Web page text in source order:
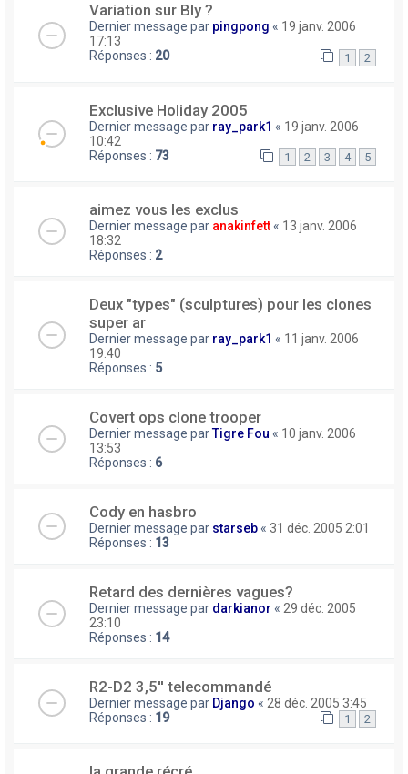
Variation sur Bly ?
Dernier message par pingpong « 19 janv. 2006
17:13
Réponses : 20 1 2
Exclusive Holiday 2005
Dernier message par ray_park1 « 19 janv. 2006
10:42
Réponses : 73 1 2 3 4 5
aimez vous les exclus
Dernier message par anakinfett « 13 janv. 2006
18:32
Réponses : 2
Deux "types" (sculptures) pour les clones
super ar
Dernier message par ray_park1 « 11 janv. 2006
19:40
Réponses : 5
Covert ops clone trooper
Dernier message parTigre Fou « 10 janv. 2006
13:53
Réponses : 6
Cody en hasbro
Dernier message par starseb « 31 déc. 2005 2:01
Réponses : 13
Retard des dernières vagues?
Dernier message par darkianor « 29 déc. 2005
23:10
Réponses : 14
R2-D2 3,5'' telecommandé
Dernier message par Django « 28 déc. 2005 3:45
Réponses : 19 1 2